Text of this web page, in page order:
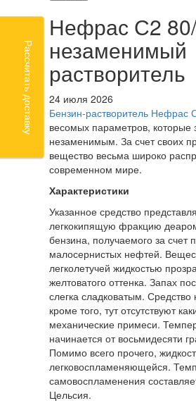
Нефрас С2
незаменимый
растворитель
24 июля 2026
Бензин-растворитель Нефрас
весомых параметров, которые
незаменимым. За счет своих
вещество весьма широко
современном мире.
Характеристики
Указанное средство
легкокипящую фракцию
бензина, получаемого за счет
малосернистых нефтей.
легколетучей жидкостью
желтоватого оттенка. Запах
слегка сладковатым.
кроме того, тут отсутствуют
механические примеси.
начинается от восьмидесяти
Помимо всего прочего,
легковоспламеняющейся.
самовоспламенения
Цельсия.
Рассчитать доставку